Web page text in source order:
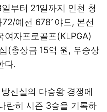
부터 21일까지 인천 청
예선 6781야드, 본선
여자프로골프(KLPGA)
(총상금 15억 원, 우승상
다.
신실의 다승왕 경쟁에
란히 시즌 3승을 기록하